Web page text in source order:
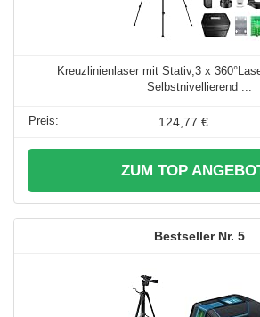
Kreuzlinienlaser mit Stativ,3 x
Selbstnivellierend ...
124,77 €
ZUM TOP
5